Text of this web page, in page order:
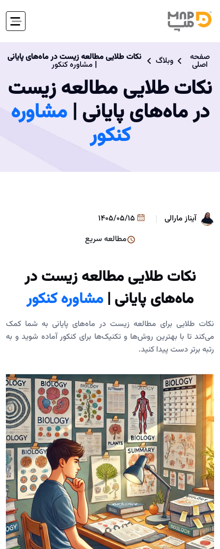
صفحه
اصلی وبلاگ نکات طلایی مطالعه زیست در ماه‌های پایانی
| مشاوره کنکور
نکات طلایی مطالعه زیست
در ماه‌های پایانی |مشاوره
کنکور
آیناز مارالی
مطالعه سریع
نکات طلایی مطالعه زیست در
ماه‌های پایانی | مشاوره کنکور
نکات طلایی برای مطالعه زیست در ماه‌های پایانی به شما کمک
می‌کند تا با بهترین روش‌ها و تکنیک‌ها برای کنکور آماده شوید و به
رتبه برتر دست پیدا کنید.